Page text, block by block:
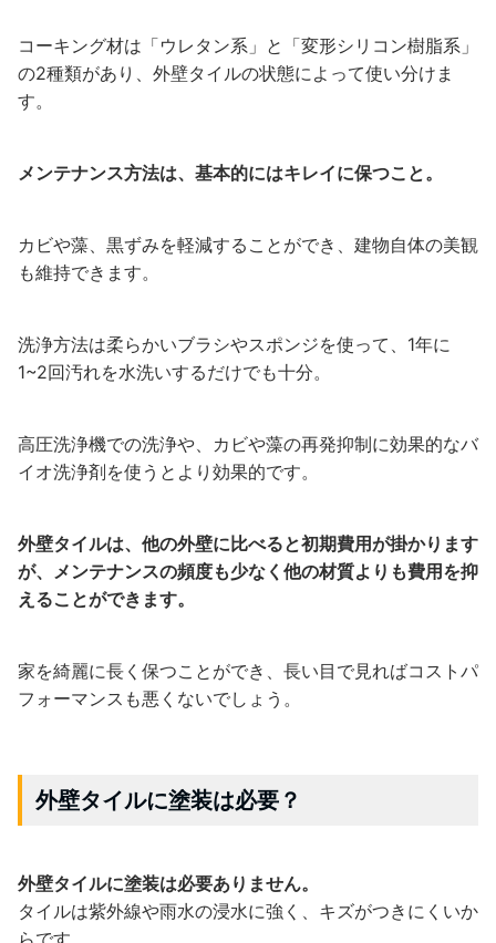
コーキング材は「ウレタン系」と「変形シリコン樹脂系」
の2種類があり、外壁タイルの状態によって使い分けま
す。
メンテナンス方法は、基本的にはキレイに保つこと。
カビや藻、黒ずみを軽減することができ、建物自体の美観
も維持できます。
洗浄方法は柔らかいブラシやスポンジを使って、1年に
1~2回汚れを水洗いするだけでも十分。
高圧洗浄機での洗浄や、カビや藻の再発抑制に効果的なバ
イオ洗浄剤を使うとより効果的です。
外壁タイルは、他の外壁に比べると初期費用が掛かります
が、メンテナンスの頻度も少なく他の材質よりも費用を抑
えることができます。
家を綺麗に長く保つことができ、長い目で見ればコストパ
フォーマンスも悪くないでしょう。
外壁タイルに塗装は必要？
外壁タイルに塗装は必要ありません。
タイルは紫外線や雨水の浸水に強く、キズがつきにくいか